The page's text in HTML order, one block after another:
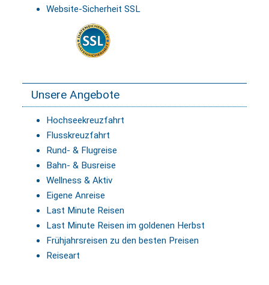
Website-Sicherheit SSL
Unsere Angebote
Hochseekreuzfahrt
Flusskreuzfahrt
Rund- & Flugreise
Bahn- & Busreise
Wellness & Aktiv
Eigene Anreise
Last Minute Reisen
Last Minute Reisen im goldenen Herbst
Frühjahrsreisen zu den besten Preisen
Reiseart